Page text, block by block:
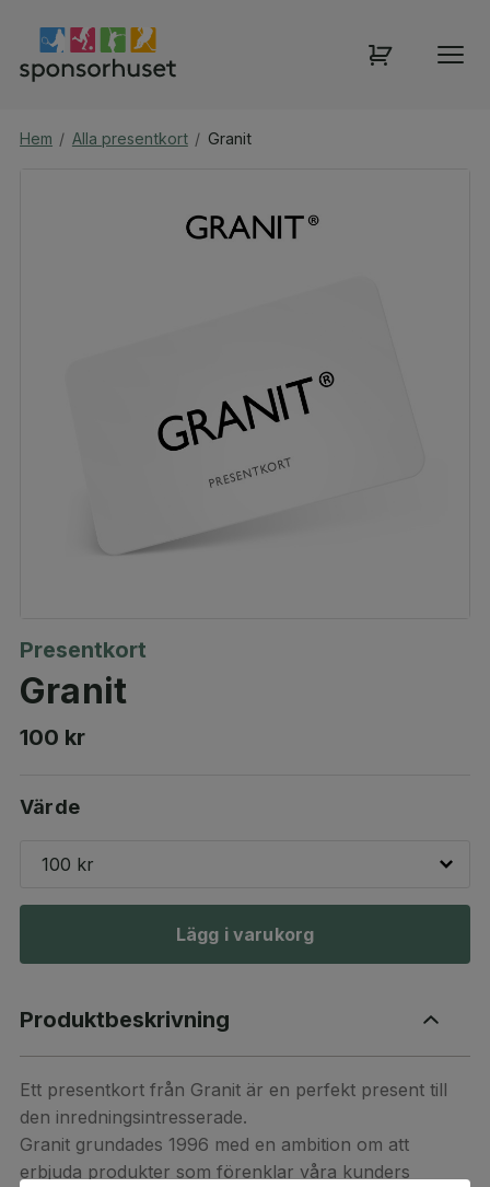
Hem / Alla presentkort / Granit
Presentkort
Granit
100 kr
Värde
100 kr
Lägg i varukorg
Produktbeskrivning
Ett presentkort från Granit är en perfekt present till
den inredningsintresserade.
Granit grundades 1996 med en ambition om att
erbjuda produkter som förenklar våra kunders